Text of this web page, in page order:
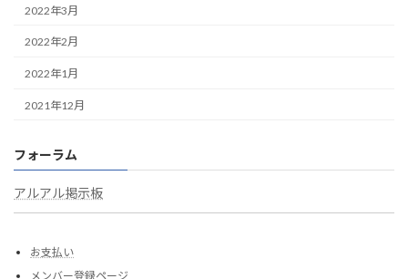
2022年3月
2022年2月
2022年1月
2021年12月
フォーラム
アルアル掲示板
お支払い
メンバー登録ページ